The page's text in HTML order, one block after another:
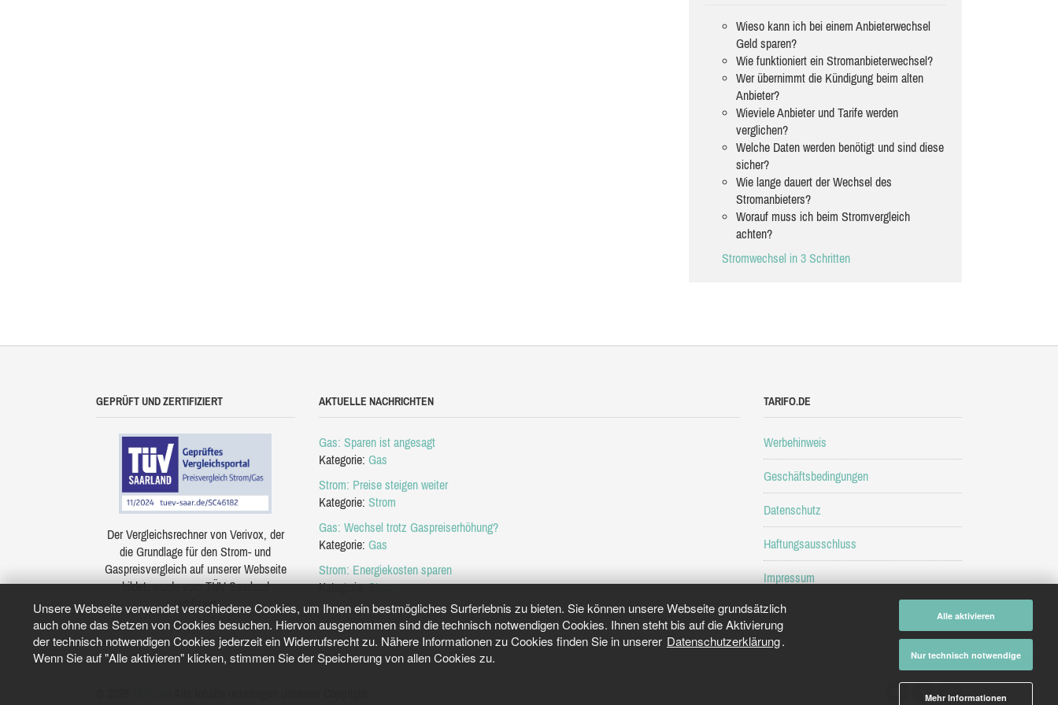
Unsere Webseite verwendet verschiedene Cookies, um Ihnen ein bestmögliches Surferlebnis zu bieten. Sie können unsere Webseite grundsätzlich
auch ohne das Setzen von Cookies besuchen. Hiervon ausgenommen sind die technisch notwendigen Cookies. Ihnen steht bis auf die Aktivierung
der technisch notwendigen Cookies jederzeit ein Widerrufsrecht zu. Nähere Informationen zu Cookies finden Sie in unserer Datenschutzerklärung.
Wenn Sie auf "Alle aktivieren" klicken, stimmen Sie der Speicherung von allen Cookies zu.
Alle aktivieren
Nur technisch notwendige
Mehr Informationen
Wieso kann ich bei einem Anbieterwechsel
Geld sparen?
Wie funktioniert ein Stromanbieterwechsel?
Wer übernimmt die Kündigung beim alten
Anbieter?
Wieviele Anbieter und Tarife werden
verglichen?
Welche Daten werden benötigt und sind diese
sicher?
Wie lange dauert der Wechsel des
Stromanbieters?
Worauf muss ich beim Stromvergleich
achten?
Stromwechsel in 3 Schritten
GEPRÜFT UND ZERTIFIZIERT
Der Vergleichsrechner von Verivox, der
die Grundlage für den Strom- und
Gaspreisvergleich auf unserer Webseite
bildet, wurde vom TÜV Saarland
zertifiziert.
AKTUELLE NACHRICHTEN
Gas: Sparen ist angesagt
Kategorie: Gas
Strom: Preise steigen weiter
Kategorie: Strom
Gas: Wechsel trotz Gaspreiserhöhung?
Kategorie: Gas
Strom: Energiekosten sparen
Kategorie:Strom
TARIFO.DE
Werbehinweis
Geschäftsbedingungen
Datenschutz
Haftungsausschluss
Impressum